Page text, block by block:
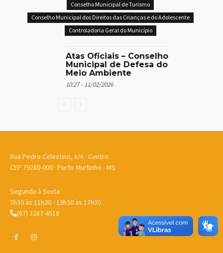
Conselho Municipal de Turismo
Conselho Municipal dos Direitos das Crianças e do Adolescente
Controladoria Geral do Município
Atas Oficiais – Conselho
Municipal de Defesa do
Meio Ambiente
10:27 - 11/02/2026
Rua Pedro Celestino, s/n · Centro
CEP 79280-000 · Porto Murtinho - MS
Segunda à Sexta
7h30 às 11h30 - 13h30 às 17h30
(67) 3287-4518